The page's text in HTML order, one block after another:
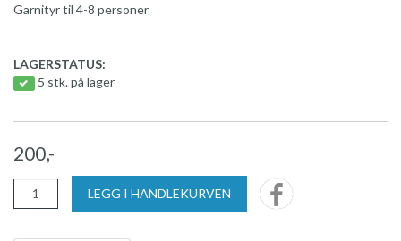
Garnityr til 4-8 personer
LAGERSTATUS:
5 stk. på lager
200,-
LEGG I HANDLEKURVEN